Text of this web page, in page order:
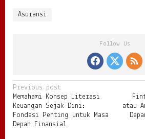
Asuransi
Follow Us
P
o
s
Previous post
Memahami Konsep Literasi
Keuangan Sejak Dini:
Fondasi Penting untuk Masa
Depan Finansial
atau